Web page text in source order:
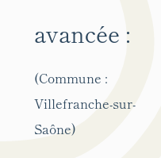
avancée :
(Commune :
Villefranche-sur-
Saône)